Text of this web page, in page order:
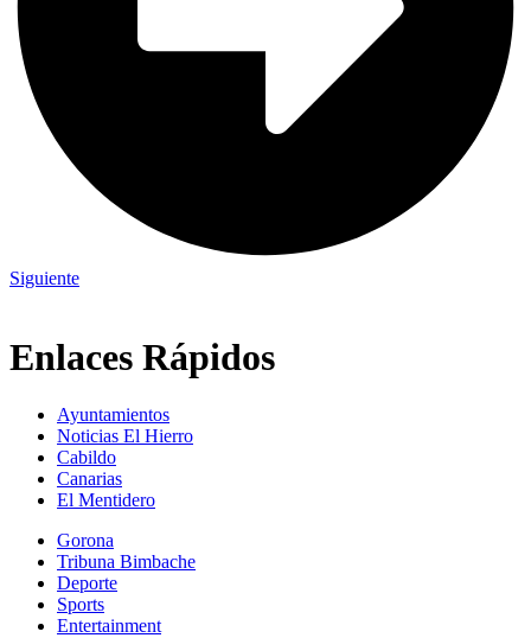
Siguiente
Enlaces Rápidos
Ayuntamientos
Noticias El Hierro
Cabildo
Canarias
El Mentidero
Gorona
Tribuna Bimbache
Deporte
Sports
Entertainment